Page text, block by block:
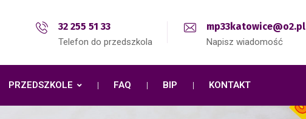
32 255 51 33
Telefon do przedszkola
mp33katowice@o2.pl
Napisz wiadomość
PRZEDSZKOLE FAQ BIP KONTAKT